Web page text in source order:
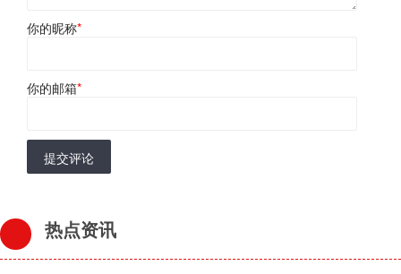
你的昵称*
你的邮箱*
提交评论
热点资讯